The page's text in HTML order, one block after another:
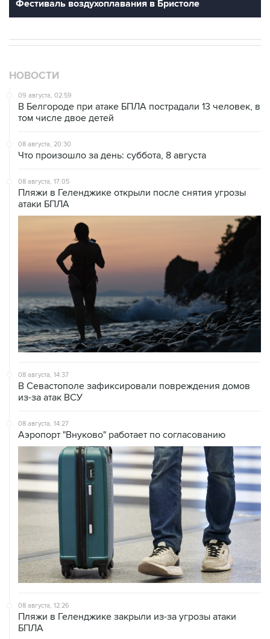
Фестиваль воздухоплавания в Бристоле
НОВОСТИ
09 августа, 02:59
В Белгороде при атаке БПЛА пострадали 13 человек, в
том числе двое детей
08 августа, 20:30
Что произошло за день: суббота, 8 августа
08 августа, 17:05
Пляжи в Геленджике открыли после снятия угрозы
атаки БПЛА
08 августа, 14:37
В Севастополе зафиксировали повреждения домов
из-за атак ВСУ
08 августа, 14:27
Аэропорт "Внуково" работает по согласованию
08 августа, 12:26
Пляжи в Геленджике закрыли из-за угрозы атаки
БПЛА